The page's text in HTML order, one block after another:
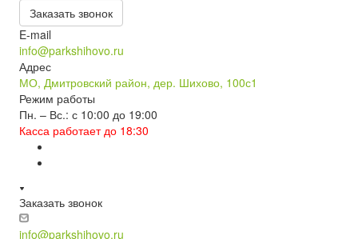
Заказать звонок
E-mail
info@parkshihovo.ru
Адрес
МО, Дмитровский район, дер. Шихово, 100с1
Режим работы
Пн. – Вс.: с 10:00 до 19:00
Касса работает до 18:30
Заказать звонок
info@parkshihovo.ru